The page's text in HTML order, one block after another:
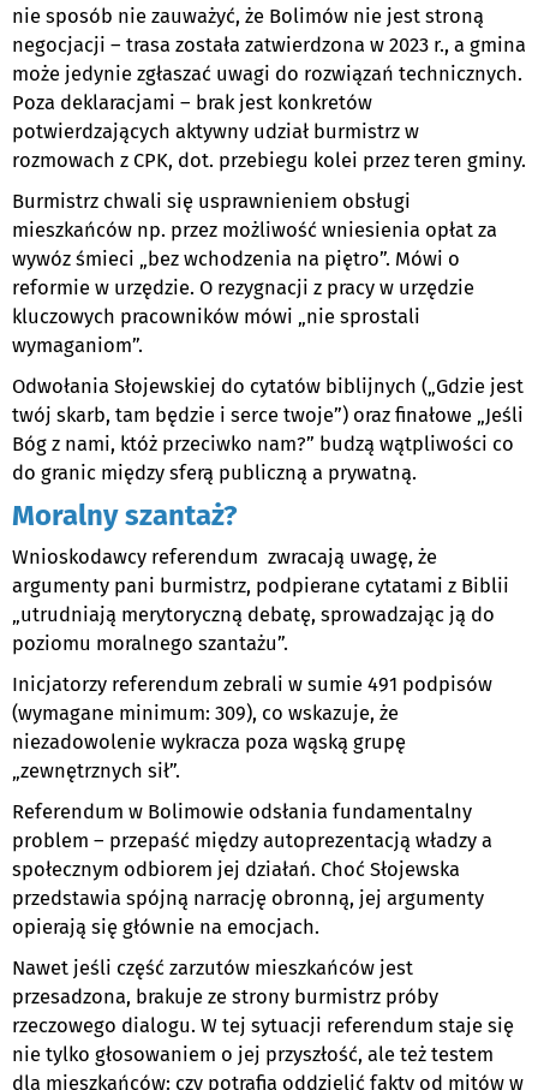
nie sposób nie zauważyć, że Bolimów nie jest stroną
negocjacji – trasa została zatwierdzona w 2023 r., a gmina
może jedynie zgłaszać uwagi do rozwiązań technicznych.
Poza deklaracjami – brak jest konkretów
potwierdzających aktywny udział burmistrz w
rozmowach z CPK, dot. przebiegu kolei przez teren gminy.
Burmistrz chwali się usprawnieniem obsługi
mieszkańców np. przez możliwość wniesienia opłat za
wywóz śmieci „bez wchodzenia na piętro”. Mówi o
reformie w urzędzie. O rezygnacji z pracy w urzędzie
kluczowych pracowników mówi „nie sprostali
wymaganiom”.
Odwołania Słojewskiej do cytatów biblijnych („Gdzie jest
twój skarb, tam będzie i serce twoje”) oraz finałowe „Jeśli
Bóg z nami, któż przeciwko nam?” budzą wątpliwości co
do granic między sferą publiczną a prywatną.
Moralny szantaż?
Wnioskodawcy referendum zwracają uwagę, że
argumenty pani burmistrz, podpierane cytatami z Biblii
„utrudniają merytoryczną debatę, sprowadzając ją do
poziomu moralnego szantażu”.
Inicjatorzy referendum zebrali w sumie 491 podpisów
(wymagane minimum: 309), co wskazuje, że
niezadowolenie wykracza poza wąską grupę
„zewnętrznych sił”.
Referendum w Bolimowie odsłania fundamentalny
problem – przepaść między autoprezentacją władzy a
społecznym odbiorem jej działań. Choć Słojewska
przedstawia spójną narrację obronną, jej argumenty
opierają się głównie na emocjach.
Nawet jeśli część zarzutów mieszkańców jest
przesadzona, brakuje ze strony burmistrz próby
rzeczowego dialogu. W tej sytuacji referendum staje się
nie tylko głosowaniem o jej przyszłość, ale też testem
dla mieszkańców: czy potrafią oddzielić fakty od mitów w